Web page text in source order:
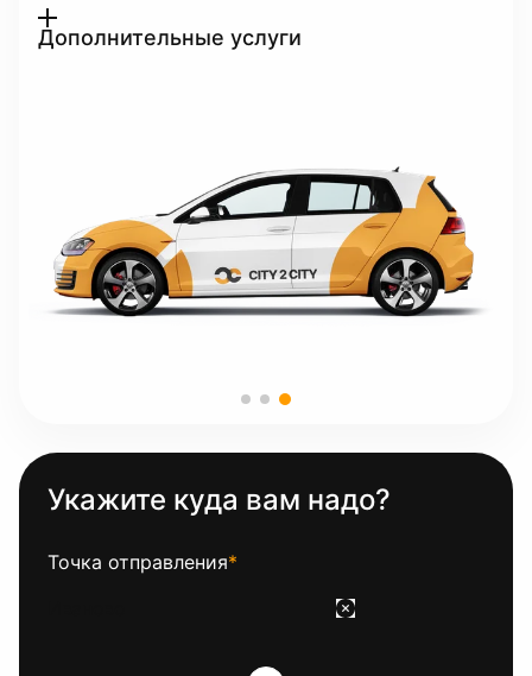
Дополнительные услуги
Укажите куда вам надо?
Точка отправления*